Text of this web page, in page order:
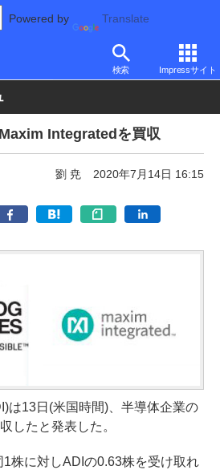
Powered by Translate
検索 Impressサイト
Integratedを買収
劉 尭 2020年7月14日 16:15
は13日(米国時間)、半導体企業の
したと発表した。
株に対しADIの0.63株を受け取れ